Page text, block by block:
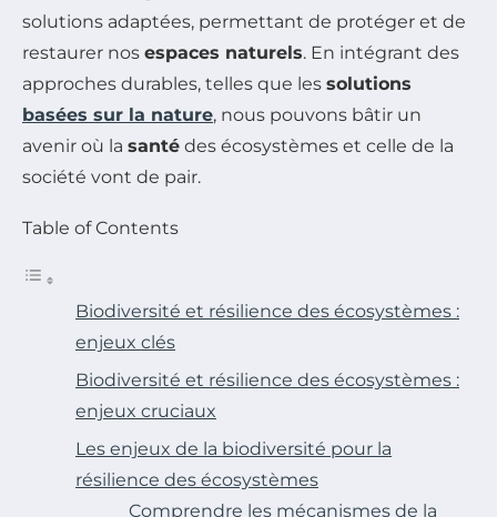
solutions adaptées, permettant de protéger et de
restaurer nos espaces naturels. En intégrant des
approches durables, telles que les solutions
basées sur la nature, nous pouvons bâtir un
avenir où la santé des écosystèmes et celle de la
société vont de pair.
Table of Contents
Biodiversité et résilience des écosystèmes :
enjeux clés
Biodiversité et résilience des écosystèmes :
enjeux cruciaux
Les enjeux de la biodiversité pour la
résilience des écosystèmes
Comprendre les mécanismes de la